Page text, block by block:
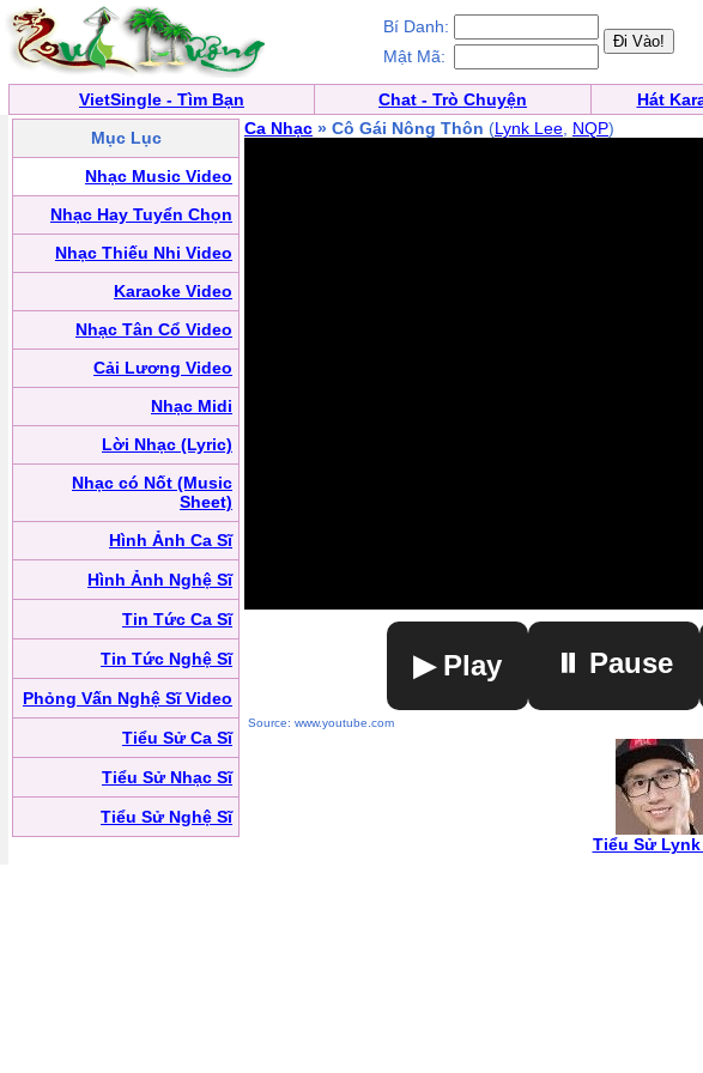
Bí Danh:
Mật Mã:
VietSingle - Tìm Bạn Chat - Trò Chuyện Hát
Mục Lục
Nhạc Music Video
Nhạc Hay Tuyển Chọn
Nhạc Thiếu Nhi Video
Karaoke Video
Nhạc Tân Cổ Video
Cải Lương Video
Nhạc Midi
Lời Nhạc (Lyric)
Nhạc có Nốt (Music
Sheet)
Hình Ảnh Ca Sĩ
Hình Ảnh Nghệ Sĩ
Tin Tức Ca Sĩ
Tin Tức Nghệ Sĩ
Phỏng Vấn Nghệ Sĩ Video
Tiểu Sử Ca Sĩ
Tiểu Sử Nhạc Sĩ
Tiểu Sử Nghệ Sĩ
Ca Nhạc » Cô Gái Nông Thôn (Lynk Lee NQP)
▶
▶ Play ⏸ Pause
Source: www.youtube.com
Tiểu Sử Lynk